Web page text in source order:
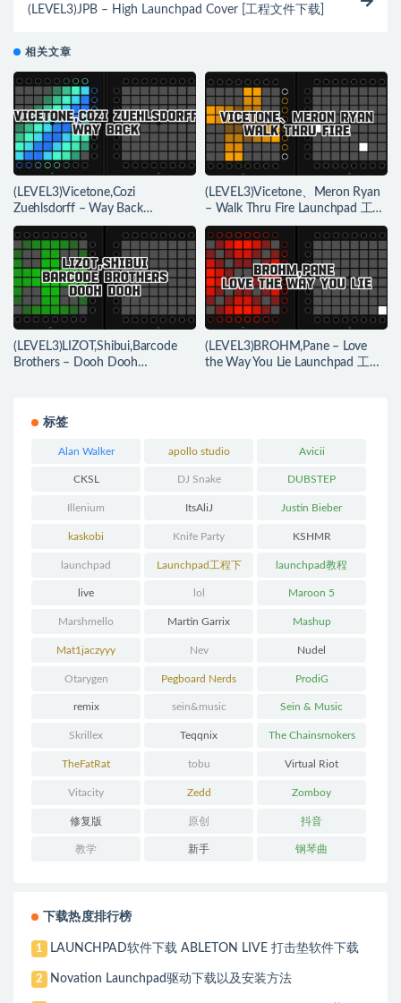
(LEVEL3)JPB – High Launchpad Cover [工程文件下载]
相关文章
(LEVEL3)Vicetone,Cozi
Zuehlsdorff – Way Back
Launchpad 工程下载
(LEVEL3)Vicetone、Meron Ryan
– Walk Thru Fire Launchpad 工程
下载
(LEVEL3)LIZOT,Shibui,Barcode
Brothers – Dooh Dooh
(LEVEL3)BROHM,Pane – Love
the Way You Lie Launchpad 工程
标签
Alan Walker apollo studio Avicii
CKSL DJ Snake DUBSTEP
Illenium ItsAliJ Justin Bieber
kaskobi Knife Party KSHMR
launchpad Launchpad工程下
载
launchpad教程
live lol Maroon 5
Marshmello Martin Garrix Mashup
Mat1jaczyyy Nev Nudel
Otarygen Pegboard Nerds ProdiG
remix sein&music Sein & Music
Skrillex Teqqnix The Chainsmokers
TheFatRat tobu Virtual Riot
Vitacity Zedd Zomboy
修复版 原创 抖音
教学 新手 钢琴曲
下载热度排行榜
1 LAUNCHPAD软件下载 ABLETON LIVE 打击垫软件下载
2 Novation Launchpad驱动下载以及安装方法